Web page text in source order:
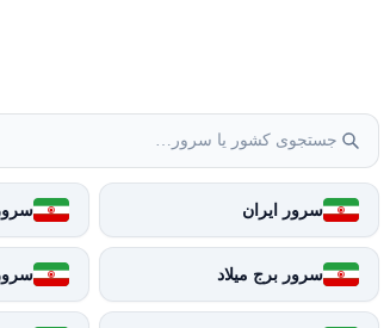
سرور ایران
سرور برج میلاد